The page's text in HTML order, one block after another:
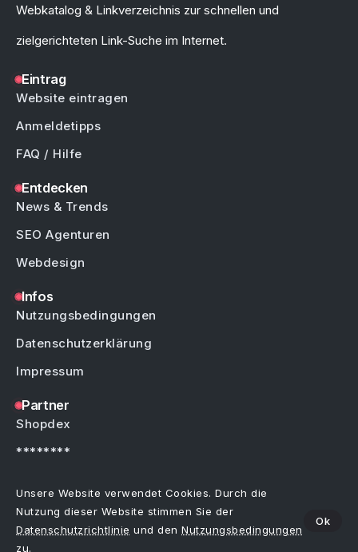
Webkatalog & Linkverzeichnis zur schnellen und
zielgerichteten Link-Suche im Internet.
Eintrag
Website eintragen
Anmeldetipps
FAQ / Hilfe
Entdecken
News & Trends
SEO Agenturen
Webdesign
Infos
Nutzungsbedingungen
Datenschutzerklärung
Impressum
Partner
Shopdex
********
Copyright © by Weblinks4U.de – Alle Rechte vorbehalten.
Unsere Website verwendet Cookies. Durch die
Nutzung dieser Website stimmen Sie der
Datenschutzrichtlinie und den Nutzungsbedingungen
zu.
Ok